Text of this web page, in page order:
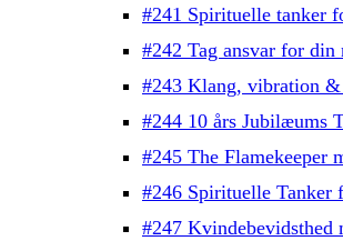
#241 Spirituelle tanker
#242 Tag ansvar for
#243 Klang, vibration &
#244 10 års Jubilæums
#245 The Flamekeeper
#246 Spirituelle Tanker
#247 Kvindebevidsthed